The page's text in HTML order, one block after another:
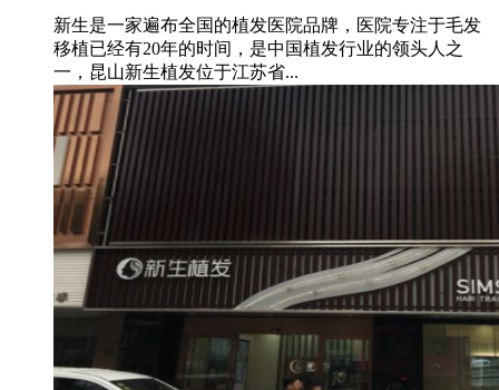
新生是一家遍布全国的植发医院品牌，医院专注于毛发
移植已经有20年的时间，是中国植发行业的领头人之
一，昆山新生植发位于江苏省...